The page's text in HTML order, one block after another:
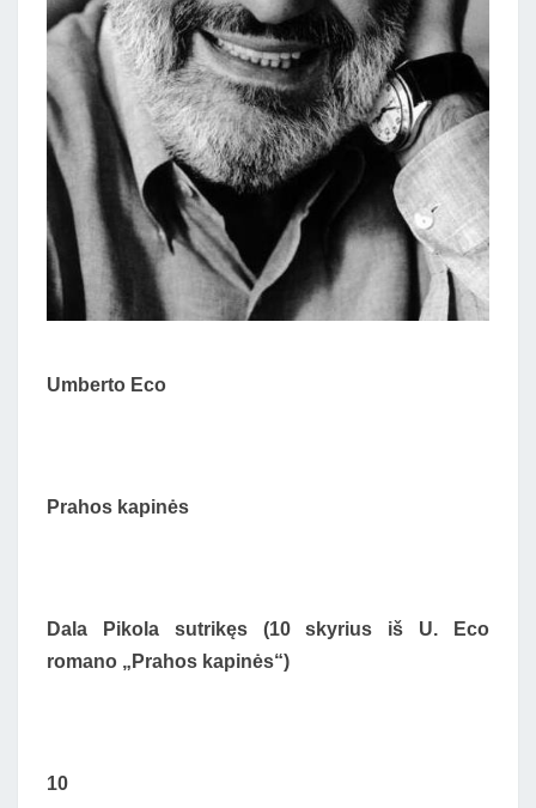
Umberto Eco
Prahos kapinės
Dala Pikola sutrikęs (10 skyrius iš U. Eco
romano „Prahos kapinės“)
10